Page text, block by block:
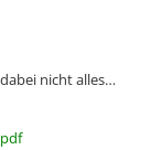
nicht alles…